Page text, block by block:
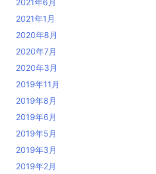
2021年6月
2021年1月
2020年8月
2020年7月
2020年3月
2019年11月
2019年8月
2019年6月
2019年5月
2019年3月
2019年2月